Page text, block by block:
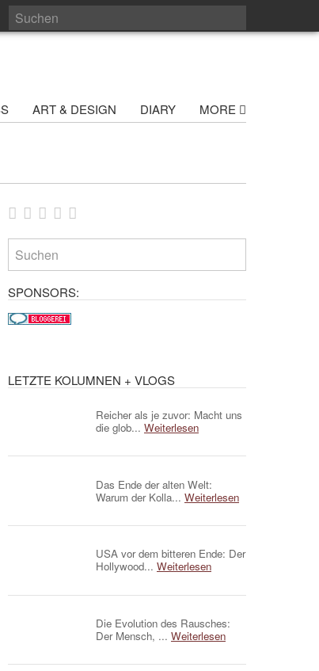
ART & DESIGN DIARY MORE
SPONSORS:
LETZTE KOLUMNEN + VLOGS
Reicher als je zuvor: Macht uns
die glob... Weiterlesen
Das Ende der alten Welt:
Warum der Kolla... Weiterlesen
USA vor dem bitteren Ende: Der
Hollywood... Weiterlesen
Die Evolution des Rausches:
Der Mensch, ... Weiterlesen